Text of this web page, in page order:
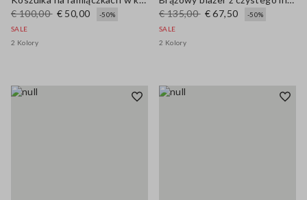
€ 100,00 € 50,00
-50%
SALE
2 Kolory
€ 135,00 € 67,50
-50%
SALE
2 Kolory